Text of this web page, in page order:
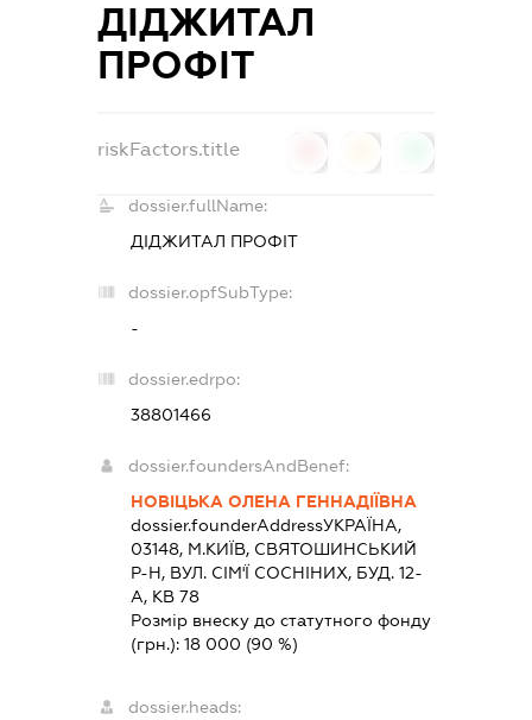
ДІДЖИТАЛ
ПРОФІТ
riskFactors.title
dossier.fullName:
ДІДЖИТАЛ ПРОФІТ
dossier.opfSubType:
-
dossier.edrpo:
38801466
dossier.foundersAndBenef:
НОВІЦЬКА ОЛЕНА ГЕННАДІЇВНА
dossier.founderAddressУКРАЇНА,
03148, М.КИЇВ, СВЯТОШИНСЬКИЙ
Р-Н, ВУЛ. СІМ'Ї СОСНІНИХ, БУД. 12-
А, КВ 78
Розмір внеску до статутного фонду
(грн.): 18 000 (90 %)
dossier.heads: